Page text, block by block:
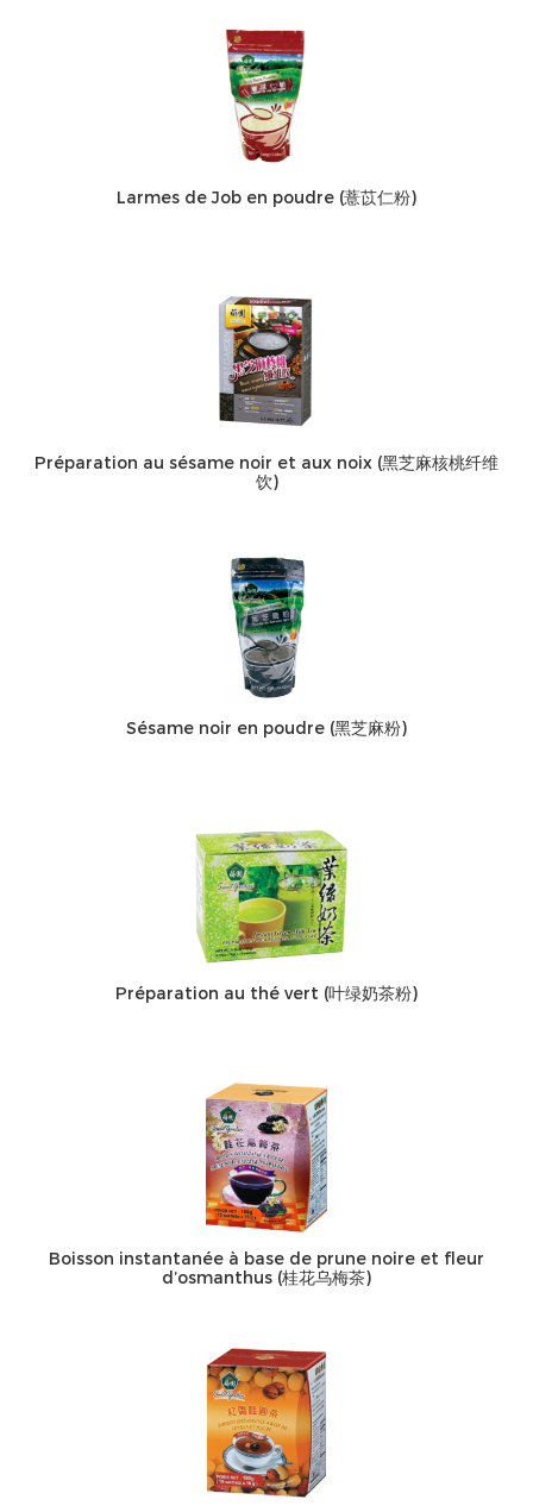
Larmes de Job en poudre (薏苡仁粉)
Préparation au sésame noir et aux noix (黑芝麻核桃纤维
饮)
Sésame noir en poudre (黑芝麻粉)
Préparation au thé vert (叶绿奶茶粉)
Boisson instantanée à base de prune noire et fleur
d’osmanthus (桂花乌梅茶)